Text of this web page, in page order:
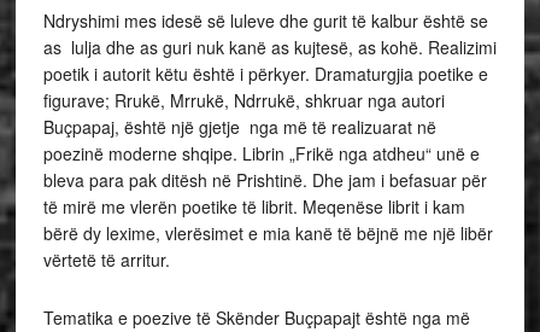
Ndryshimi mes idesë së luleve dhe gurit të kalbur është se
as lulja dhe as guri nuk kanë as kujtesë, as kohë. Realizimi
poetik i autorit këtu është i përkyer. Dramaturgjia poetike e
figurave; Rrukë, Mrrukë, Ndrrukë, shkruar nga autori
Buçpapaj, është një gjetje nga më të realizuarat në
poezinë moderne shqipe. Librin „Frikë nga atdheu“ unë e
bleva para pak ditësh në Prishtinë. Dhe jam i befasuar për
të mirë me vlerën poetike të librit. Meqenëse librit i kam
bërë dy lexime, vlerësimet e mia kanë të bëjnë me një libër
vërtetë të arritur.
Tematika e poezive të Skënder Buçpapajt është nga më